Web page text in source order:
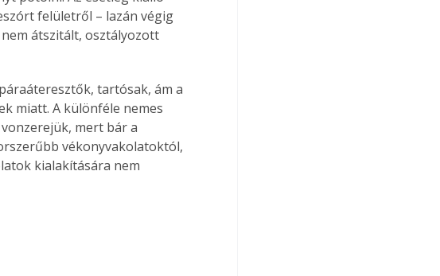
felületről – lazán végig
átszitált, osztályozott
tartósak, ám a
miatt. A különféle nemes
mert bár a
vékonyvakolatoktól,
kialakítására nem